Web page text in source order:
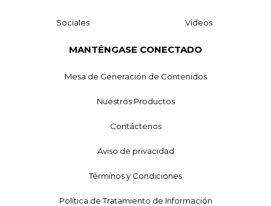
Sociales Videos
MANTÉNGASE CONECTADO
Mesa de Generación de Contenidos
Nuestros Productos
Contáctenos
Aviso de privacidad
Términos y Condiciones
Política de Tratamiento de Información